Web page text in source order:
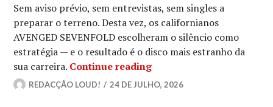
Sem aviso prévio, sem entrevistas, sem singles a
preparar o terreno. Desta vez, os californianos
AVENGED SEVENFOLD escolheram o silêncio como
estratégia — e o resultado é o disco mais estranho da
sua carreira. Continue readingAVENGED
REDACÇÃO LOUD! 24 DE JULHO, 2026